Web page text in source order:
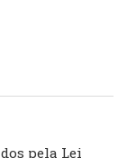
pela Lei